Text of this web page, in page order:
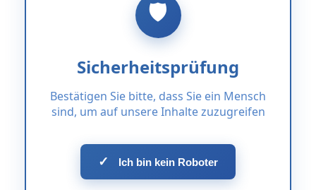
Sicherheitsprüfung
Bestätigen Sie bitte, dass Sie ein Mensch
sind, um auf unsere Inhalte zuzugreifen
✓ Ich bin kein Roboter